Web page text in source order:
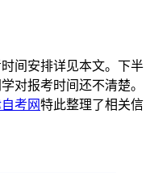
间安排详见本文。下半
对报考时间还不清楚。
考网特此整理了相关信